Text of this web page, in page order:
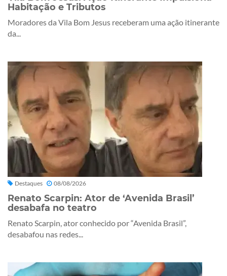
Habitação e Tributos
Moradores da Vila Bom Jesus receberam uma ação itinerante
da...
Destaques 08/08/2026
Renato Scarpin: Ator de ‘Avenida Brasil’
desabafa no teatro
Renato Scarpin, ator conhecido por “Avenida Brasil”,
desabafou nas redes...